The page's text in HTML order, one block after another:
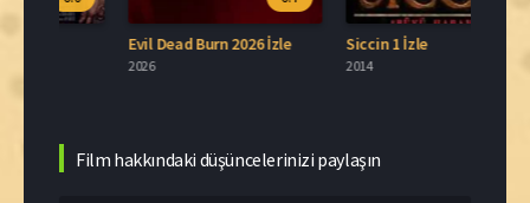
Evil Dead Burn 2026 İzle Siccin 1 İzle
Film hakkındaki düşüncelerinizi paylaşın